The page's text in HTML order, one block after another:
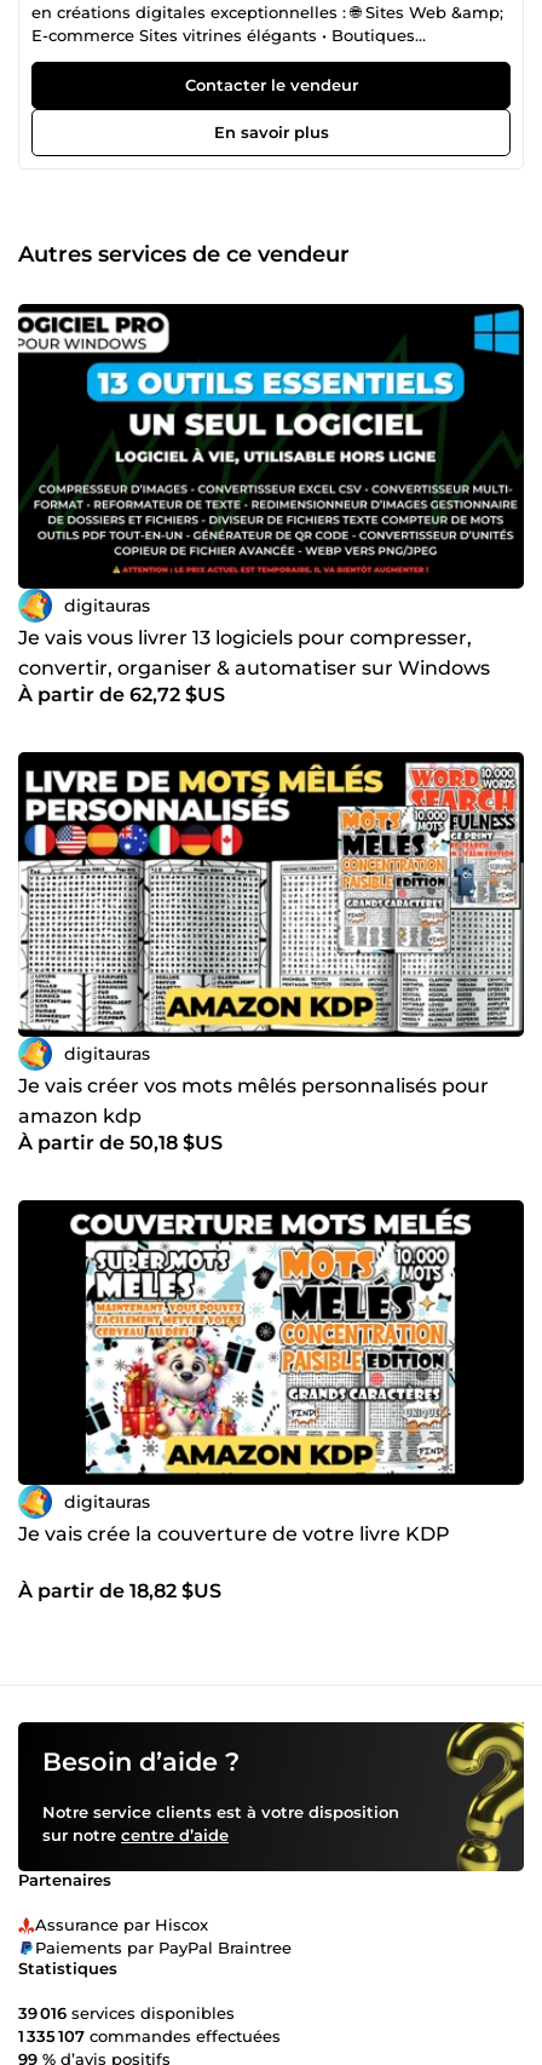
en créations digitales exceptionnelles : 🌐 Sites Web &amp;
E-commerce Sites vitrines élégants • Boutiques
WooCommerce • Sites de réservation • Optimisation SEO •
Dépannage technique 📚 Édition Numérique &amp; KDP
Création d'ebooks professionnels • Mise en forme KDP •
Design de couvertures • Formatage multi-supports •
Accompagnement publication Pourquoi me choisir ? 👉
Approche moderne : Designs contemporains et efficaces
pour tous vos projets Votre satisfaction est ma priorité. Je
numériques. 💡 Contactez-moi dès aujourd'hui et
démarquez-vous avec des créations qui impressionnent !
Contacter le vendeur
En savoir plus
Autres services de ce vendeur
digitauras
Je vais vous livrer 13 logiciels pour compresser,
convertir, organiser & automatiser sur Windows
À partir de 62,72 $US
digitauras
Je vais créer vos mots mêlés personnalisés pour
amazon kdp
À partir de 50,18 $US
digitauras
Je vais crée la couverture de votre livre KDP
À partir de 18,82 $US
Besoin d’aide ?
Notre service clients est à votre disposition
sur notre centre d’aide
Partenaires
Assurance par Hiscox
Paiements par PayPal Braintree
Statistiques
39 016 services disponibles
1 335 107 commandes effectuées
99 % d’avis positifs